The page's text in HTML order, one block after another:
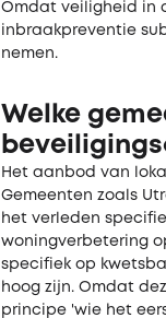
Omdat veiligheid in
inbraakpreventie
nemen.
Welke
Het aanbod van
Gemeenten zoals
het verleden
woningverbetering
specifiek op
hoog zijn. Omdat
principe 'wie het